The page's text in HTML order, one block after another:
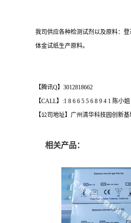
我司供应各种检测试剂以及原料：
体金试纸生产原料。
【腾讯Q】3012818662
【CALL】:1 8 6 6 5 5 6 8 9 4 1 陈小姐
【公司地址】广州清华科技园创新
相关产品：